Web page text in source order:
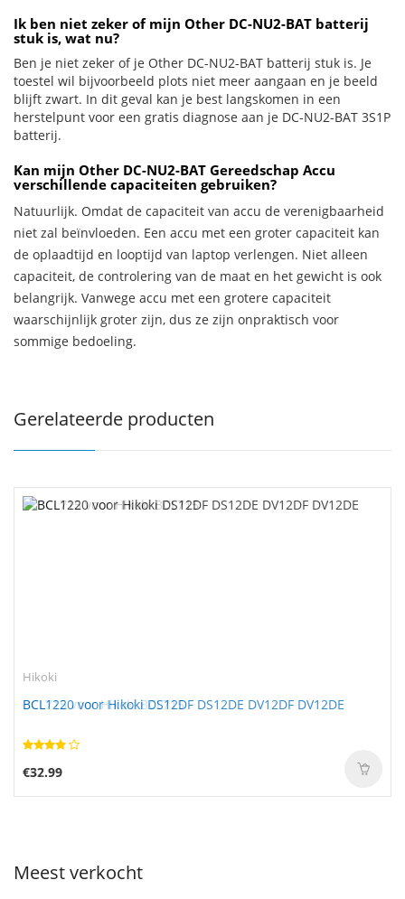
Ik ben niet zeker of mijn Other DC-NU2-BAT batterij
stuk is, wat nu?
Ben je niet zeker of je Other DC-NU2-BAT batterij stuk is. Je
toestel wil bijvoorbeeld plots niet meer aangaan en je beeld
blijft zwart. In dit geval kan je best langskomen in een
herstelpunt voor een gratis diagnose aan je DC-NU2-BAT 3S1P
batterij.
Kan mijn Other DC-NU2-BAT Gereedschap Accu
verschillende capaciteiten gebruiken?
Natuurlijk. Omdat de capaciteit van accu de verenigbaarheid
niet zal beïnvloeden. Een accu met een groter capaciteit kan
de oplaadtijd en looptijd van laptop verlengen. Niet alleen
capaciteit, de controlering van de maat en het gewicht is ook
belangrijk. Vanwege accu met een grotere capaciteit
waarschijnlijk groter zijn, dus ze zijn onpraktisch voor
sommige bedoeling.
Gerelateerde producten
Hikoki
BCL1220 voor Hikoki DS12DF DS12DE DV12DF DV12DE
€32.99
Meest verkocht